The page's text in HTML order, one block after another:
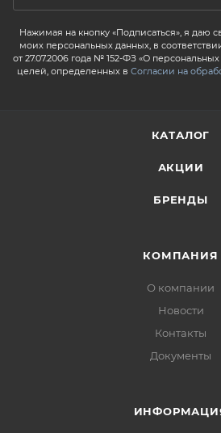
Нажимая на кнопку «Подписаться», я даю
моих персональных данных, в
от 27.07.2006 года № 152-ФЗ «О
целей, определенных в Согласии на
КАТАЛОГ
АКЦИИ
БРЕНДЫ
КОМПАНИЯ
О компании
Новости
Контакты
Документы